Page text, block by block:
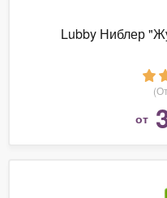
Lubby Ниблер
от